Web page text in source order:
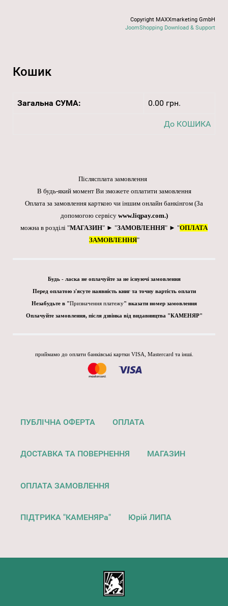
Copyright MAXXmarketing GmbH
JoomShopping Download & Support
Кошик
Загальна СУМА: 0.00 грн.
До КОШИКА
Післясплата замовлення
В будь-який момент Ви зможете оплатити замовлення
Оплата за замовлення карткою чи іншим онлайн банкінгом (За
допомогою сервісу www.liqpay.com.)
можна в розділі "МАГАЗИН" ► "ЗАМОВЛЕННЯ" ► "ОПЛАТА
ЗАМОВЛЕННЯ"
Будь - ласка не оплачуйте за не існуючі замовлення
Перед оплатою з'ясуте наявність книг та точну вартість оплати
Незабудьте в "Призначення платежу" вказати номер замовлення
Оплачуйте замовлення, після дзвінка від видавництва "КАМЕНЯР"
приймамо до оплати банківські картки VISA, Mastercard та інші.
ПУБЛІЧНА ОФЕРТА ОПЛАТА
ДОСТАВКА ТА ПОВЕРНЕННЯ МАГАЗИН
ОПЛАТА ЗАМОВЛЕННЯ
ПІДТРИКА "КАМЕНЯРа" Юрій ЛИПА